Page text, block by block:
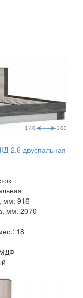
2.6 двуспальная
мм: 916
мм: 2070
18